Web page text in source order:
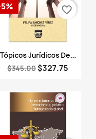
Vista rápida
Tópicos Jurídicos De...
$345.00 $327.75
favorite_border